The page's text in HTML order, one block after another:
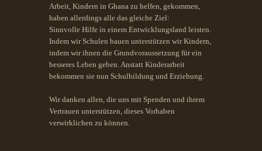
Arbeit, Kindern in Ghana zu helfen, gekommen,
haben allerdings alle das gleiche Ziel:
Sinnvolle Hilfe in einem Entwicklungsland leisten.
Indem wir Schulen bauen unterstützen wir Kindern,
indem wir ihnen die Grundvoraussetzung für ein
besseres Leben geben. Anstatt Kinderarbeit
bekommen sie nun Schulbildung und Erziehung.
Wir danken allen, die uns mit Spenden und ihrem
Vertrauen unterstützen, dieses Vorhaben
verwirklichen zu können.